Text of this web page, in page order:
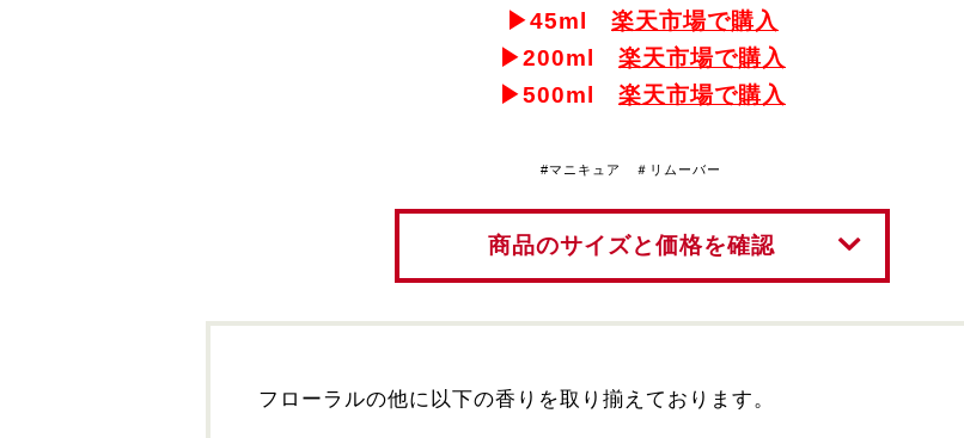
▶45ml 楽天市場で購入
▶200ml 楽天市場で購入
▶500ml 楽天市場で購入
#マニキュア ＃リムーバー
商品のサイズと価格を確認
フローラルの他に以下の香りを取り揃えております。